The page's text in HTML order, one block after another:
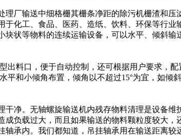
厂输送中细格栅其栅条净距的除污机栅渣和
于化工、食品、医药、造纸、饮料、环保等行
状等物料的连续运输设备，可以水平、倾斜
出料口，便于自动控制，还可根据用户要求，
平和小倾角布置，倾角以不超过15°为宜，如
净。无轴螺旋输送机内残存物料清理是设备
负载过大，而且如果输送的物料颗粒度较大
轴承内。我们都知道，吊挂轴承用在输送距离